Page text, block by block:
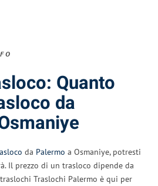
Quanto
da
da Palermo a Osmaniye, potresti
Il prezzo di un trasloco dipende da
Traslochi Palermo è qui per